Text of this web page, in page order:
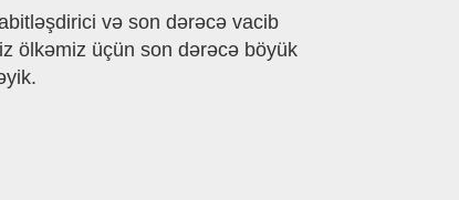
və son dərəcə vacib
ölkəmiz üçün son dərəcə böyük